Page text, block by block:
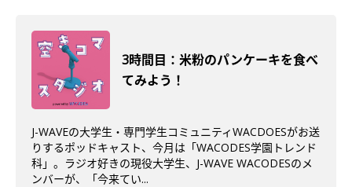
3時間目：米粉のパンケーキを食べ
てみよう！
J-WAVEの大学生・専門学生コミュニティWACDOESがお送
りするポッドキャスト、今月は「WACODES学園トレンド
科」。ラジオ好きの現役大学生、J-WAVE WACODESのメ
ンバーが、「今来てい...